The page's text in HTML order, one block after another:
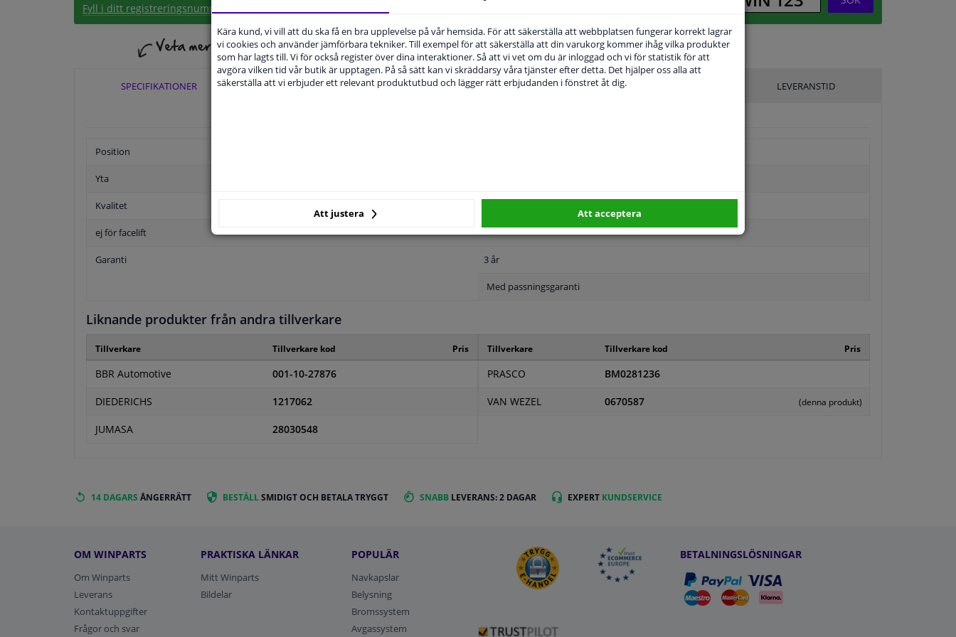
Fyll i ditt registreringsnummer
SPECIFIKATIONER TILLÄMPLIGHET ORIGINALNUMMER LEVERANSTID
Position
Yta
Kvalitet
ej för facelift
Garanti 3 år
Med passningsgaranti
Liknande produkter från andra tillverkare
Tillverkare Tillverkare kod Pris
BBR Automotive 001-10-27876
DIEDERICHS 1217062
JUMASA 28030548
Tillverkare Tillverkare kod Pris
PRASCO BM0281236
VAN WEZEL 0670587 (denna produkt)
14 DAGARS ÅNGERRÄTT BESTÄLLSMIDIGT OCH BETALA TRYGGT SNABB LEVERANS: 2 DAGAR EXPERT KUNDSERVICE
OM WINPARTS
Om Winparts
Leverans
Kontaktuppgifter
Frågor och svar
PRAKTISKA LÄNKAR
Mitt Winparts
Bildelar
POPULÄR
Navkapslar
Belysning
Bromssystem
Avgassystem
BETALNINGSLÖSNINGAR
Kära kund, vi vill att du ska få en bra upplevelse på vår hemsida. För att säkerställa att webbplatsen fungerar korrekt lagrar
vi cookies och använder jämförbara tekniker. Till exempel för att säkerställa att din varukorg kommer ihåg vilka produkter
som har lagts till. Vi för också register över dina interaktioner. Så att vi vet om du är inloggad och vi för statistik för att
avgöra vilken tid vår butik är upptagen. På så sätt kan vi skräddarsy våra tjänster efter detta. Det hjälper oss alla att
säkerställa att vi erbjuder ett relevant produktutbud och lägger rätt erbjudanden i fönstret åt dig.
Att justera Att acceptera